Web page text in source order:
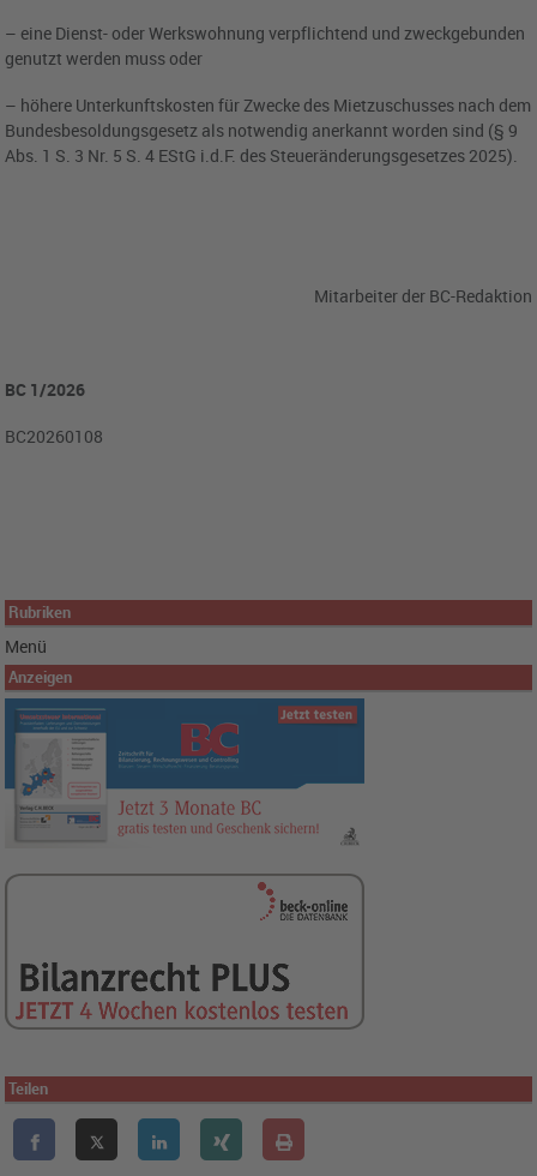
– eine Dienst- oder Werkswohnung verpflichtend und zweckgebunden
genutzt werden muss oder
– höhere Unterkunftskosten für Zwecke des Mietzuschusses nach dem
Bundesbesoldungsgesetz als notwendig anerkannt worden sind (§ 9
Abs. 1 S. 3 Nr. 5 S. 4 EStG i.d.F. des Steueränderungsgesetzes 2025).
Mitarbeiter der BC-Redaktion
BC 1/2026
BC20260108
Rubriken
Menü
Anzeigen
Teilen